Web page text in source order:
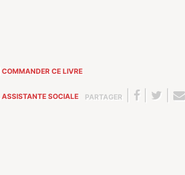
COMMANDER CE LIVRE
ASSISTANTE SOCIALE PARTAGER